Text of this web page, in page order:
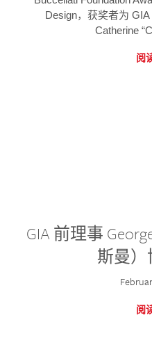
Design，获奖者为
Catherine
阅
GIA 前理事
斯曼
阅